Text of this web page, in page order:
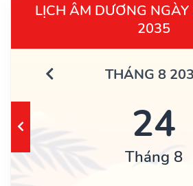
LỊCH ÂM DƯƠNG
2035
THÁNG 8
24
Tháng 8